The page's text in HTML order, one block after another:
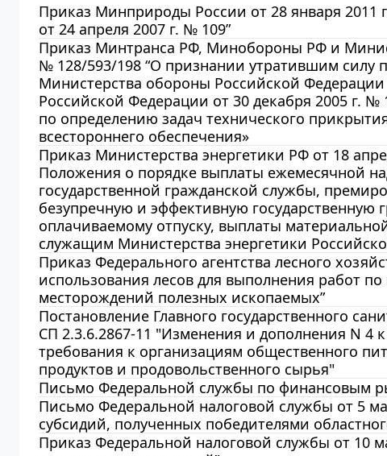
Приказ Минприроды России от 28 января
от 24 апреля 2007 г. № 109”
Приказ Минтранса РФ, Минобороны РФ и
№ 128/593/198 “О признании утратившим силу
Министерства обороны Российской
Российской Федерации от 30 декабря 2005 г.
по определению задач технического
всестороннего обеспечения»
Приказ Министерства энергетики РФ от 18
Положения о порядке выплаты ежемесячной
государственной гражданской службы,
безупречную и эффективную
оплачиваемому отпуску, выплаты
служащим Министерства энергетики
Приказ Федерального агентства лесного
использования лесов для выполнения работ
месторождений полезных ископаемых”
Постановление Главного государственного
СП 2.3.6.2867-11 "Изменения и дополнения N 4
требования к организациям общественного
продуктов и продовольственного сырья"
Письмо Федеральной службы по финансовым
Письмо Федеральной налоговой службы от 5
субсидий, полученных победителями
Приказ Федеральной налоговой службы от 10